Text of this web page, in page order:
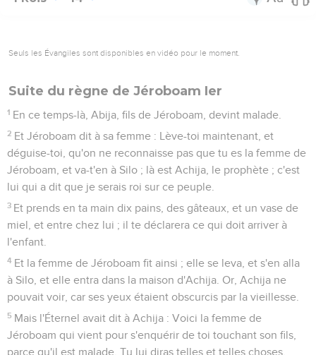
Seuls les Évangiles sont disponibles en vidéo pour le moment.
Suite du règne de Jéroboam Ier
1 En ce temps-là, Abija, fils de Jéroboam, devint malade.
2 Et Jéroboam dit à sa femme : Lève-toi maintenant, et
déguise-toi, qu'on ne reconnaisse pas que tu es la femme de
Jéroboam, et va-t'en à Silo ; là est Achija, le prophète ; c'est
lui qui a dit que je serais roi sur ce peuple.
3 Et prends en ta main dix pains, des gâteaux, et un vase de
miel, et entre chez lui ; il te déclarera ce qui doit arriver à
l'enfant.
4 Et la femme de Jéroboam fit ainsi ; elle se leva, et s'en alla
à Silo, et elle entra dans la maison d'Achija. Or, Achija ne
pouvait voir, car ses yeux étaient obscurcis par la vieillesse.
5 Mais l'Éternel avait dit à Achija : Voici la femme de
Jéroboam qui vient pour s'enquérir de toi touchant son fils,
parce qu'il est malade. Tu lui diras telles et telles choses.